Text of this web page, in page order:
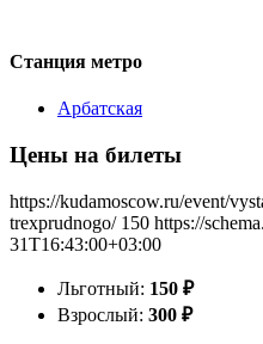
Станция метро
Арбатская
Цены на билеты
https://kudamoscow.ru/event/
trexprudnogo/ 150 https://
31T16:43:00+03:00
Льготный: 150 ₽
Взрослый: 300 ₽